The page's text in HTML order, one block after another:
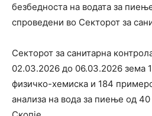
безбедноста на водата за
спроведени во Секторот за
Секторот за санитарна
02.03.2026 до 06.03.2026 зема
физичко-хемиска и 184
анализа на вода за пиење од